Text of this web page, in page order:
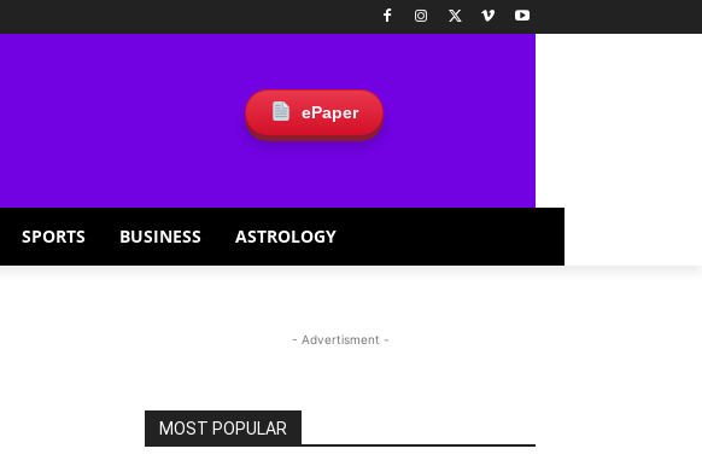
ePaper
SPORTS BUSINESS ASTROLOGY
- Advertisment -
MOST POPULAR